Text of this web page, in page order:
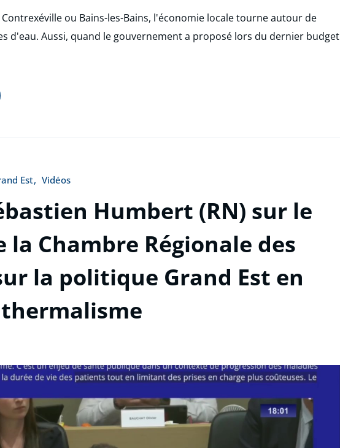
ou Bains-les-Bains, l'économie locale tourne autour de
d'eau. Aussi, quand le gouvernement a proposé lors du dernier budget
Est Vidéos
Humbert (RN) sur le
Chambre Régionale des
la politique Grand Est en